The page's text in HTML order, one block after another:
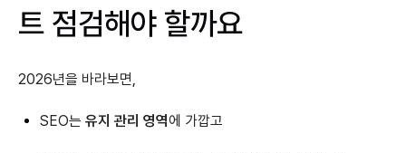
트 점검해야 할까요
2026년을 바라보면,
SEO는 유지 관리 영역에 가깝고